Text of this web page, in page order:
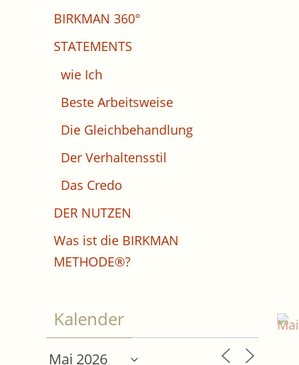
BIRKMAN 360°
STATEMENTS
wie Ich
Beste Arbeitsweise
Die Gleichbehandlung
Der Verhaltensstil
Das Credo
DER NUTZEN
Was ist die BIRKMAN
METHODE®?
Kalender